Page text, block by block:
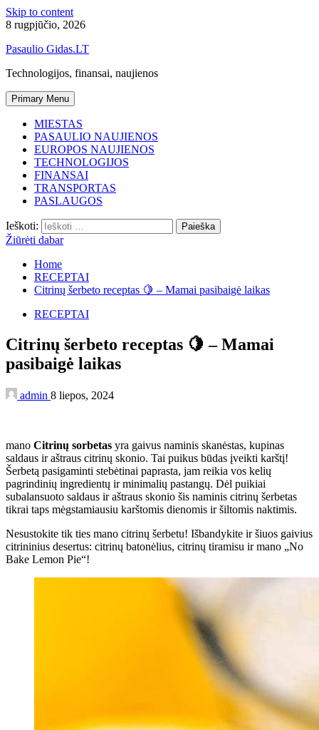
Skip to content
8 rugpjūčio, 2026
Pasaulio Gidas.LT
Technologijos, finansai, naujienos
Primary Menu
MIESTAS
PASAULIO NAUJIENOS
EUROPOS NAUJIENOS
TECHNOLOGIJOS
FINANSAI
TRANSPORTAS
PASLAUGOS
Ieškoti:
Žiūrėti dabar
Home
RECEPTAI
Citrinų šerbeto receptas 🍋 – Mamai pasibaigė laikas
RECEPTAI
Citrinų šerbeto receptas 🍋 – Mamai
pasibaigė laikas
admin 8 liepos, 2024
mano Citrinų sorbetas yra gaivus naminis skanėstas, kupinas
saldaus ir aštraus citrinų skonio. Tai puikus būdas įveikti karštį!
Šerbetą pasigaminti stebėtinai paprasta, jam reikia vos kelių
pagrindinių ingredientų ir minimalių pastangų. Dėl puikiai
subalansuoto saldaus ir aštraus skonio šis naminis citrinų šerbetas
tikrai taps mėgstamiausiu karštomis dienomis ir šiltomis naktimis.
Nesustokite tik ties mano citrinų šerbetu! Išbandykite ir šiuos gaivius
citrininius desertus: citrinų batonėlius, citrinų tiramisu ir mano „No
Bake Lemon Pie“!